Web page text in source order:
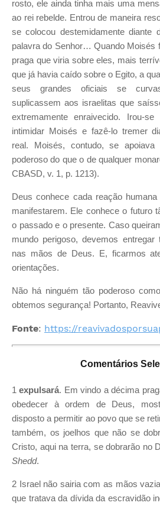
rosto, ele ainda tinha mais uma
ao rei rebelde. Entrou de maneira
se colocou destemidamente diante
palavra do Senhor… Quando Moisés
praga que viria sobre eles, mais
que já havia caído sobre o Egito, a
seus grandes oficiais se
suplicassem aos israelitas que
extremamente enraivecido. Irou-
intimidar Moisés e fazê-lo tremer
real. Moisés, contudo, se
poderoso do que o de qualquer
CBASD, v. 1, p. 1213).
Deus conhece cada reação
manifestarem. Ele conhece o futuro
o passado e o presente. Caso
mundo perigoso, devemos entregar
nas mãos de Deus. E, ficarmos
orientações.
Não há ninguém tão poderoso
obtemos segurança! Portanto,
Fonte: https://
Comentários
1expulsará. Em vindo a décima
obedecer à ordem de Deus,
disposto a permitir ao povo que se
também, os joelhos que não se
Cristo, aqui na terra, se dobrarão no
Shedd.
2 Israel não sairia com as mãos
que tratava da dívida da escravidão